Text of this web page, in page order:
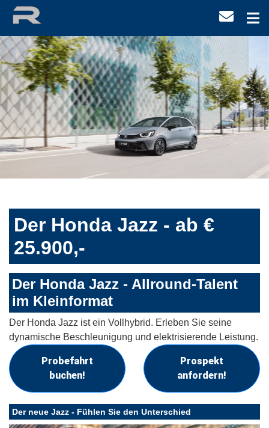
Der Honda Jazz - ab €
25.900,-
Der Honda Jazz - Allround-Talent
im Kleinformat
Der Honda Jazz ist ein Vollhybrid. Erleben Sie seine
dynamische Beschleunigung und elektrisierende Leistung.
Probefahrt
buchen!
Prospekt
anfordern!
Der neue Jazz - Fühlen Sie den Unterschied